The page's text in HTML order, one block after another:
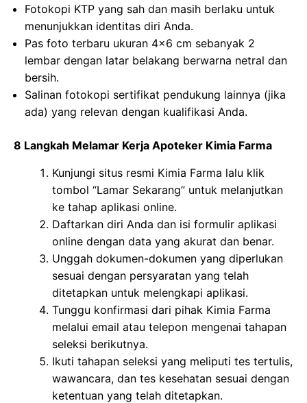
Fotokopi KTP yang sah dan masih berlaku untuk
menunjukkan identitas diri Anda.
Pas foto terbaru ukuran 4×6 cm sebanyak 2
lembar dengan latar belakang berwarna netral dan
bersih.
Salinan fotokopi sertifikat pendukung lainnya (jika
ada) yang relevan dengan kualifikasi Anda.
8 Langkah Melamar Kerja Apoteker Kimia Farma
Kunjungi situs resmi Kimia Farma lalu klik
tombol “Lamar Sekarang” untuk melanjutkan
ke tahap aplikasi online.
Daftarkan diri Anda dan isi formulir aplikasi
online dengan data yang akurat dan benar.
Unggah dokumen-dokumen yang diperlukan
sesuai dengan persyaratan yang telah
ditetapkan untuk melengkapi aplikasi.
Tunggu konfirmasi dari pihak Kimia Farma
melalui email atau telepon mengenai tahapan
seleksi berikutnya.
Ikuti tahapan seleksi yang meliputi tes tertulis,
wawancara, dan tes kesehatan sesuai dengan
ketentuan yang telah ditetapkan.